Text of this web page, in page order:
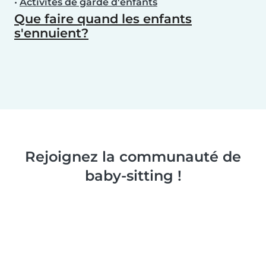
Que faire quand les enfants
s'ennuient?
Rejoignez la communauté de
baby-sitting !